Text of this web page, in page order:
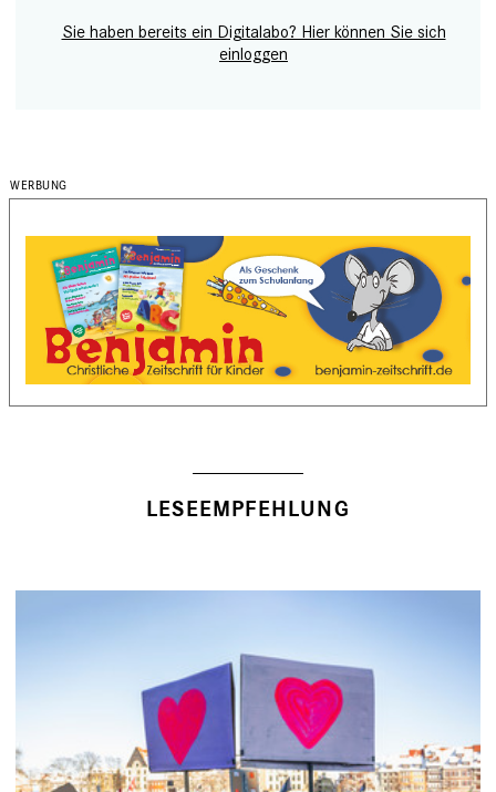
Sie haben bereits ein Digitalabo? Hier können Sie sich
einloggen
LESEEMPFEHLUNG